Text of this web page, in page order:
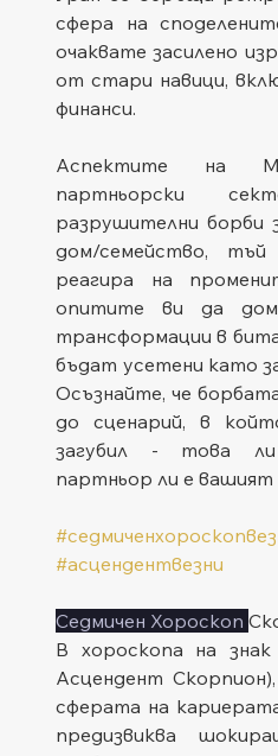
сфера на
очаквате засилено
от стари навици,
финанси.
Аспектите на
партньорски
разрушителни борби
дом/семейство,
реагира на
опитите ви да
трансформации в
бъдат усетени като
Осъзнайте, че
до сценарий, в
загубил - това
партньор ли е вашият
#асцендентвезни
Седмичен Хороскоп
В хороскопа на
Асцендент
сферата на
предизвиква